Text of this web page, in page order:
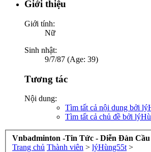
Giới thiệu
Giới tính:
Nữ
Sinh nhật:
9/7/87 (Age: 39)
Tương tác
Nội dung:
Tìm tất cả nội dung bởi
Tìm tất cả chủ đề bởi
Vnbadminton -Tin Tức - Diễn Đàn
Trang chủ Thành viên > lýHùng55t >